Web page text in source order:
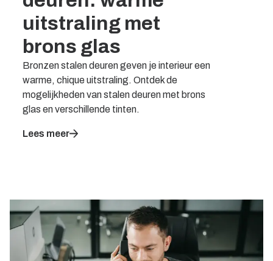
uitstraling met
brons glas
Bronzen stalen deuren geven je interieur een
warme, chique uitstraling. Ontdek de
mogelijkheden van stalen deuren met brons
glas en verschillende tinten.
Lees meer